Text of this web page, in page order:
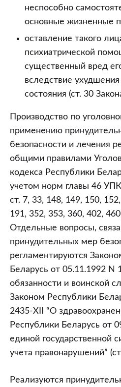
неспособно
основные жизненные
оставление такого
психиатрической
существенный вред
вследствие ухудшения
состояния (ст. 30
Производство по
применению
безопасности и лечения
общими правилами
кодекса Республики
учетом норм главы 46
ст. 7, 33, 148, 149, 150,
191, 352, 353, 360, 402,
Отдельные вопросы,
принудительных мер
регламентируются
Беларусь от 05.11.1992 N
обязанности и воинской
Законом Республики
2435-XII “О
Республики Беларусь от
единой государственной
учета правонарушений”
Реализуются